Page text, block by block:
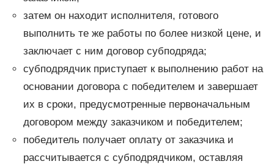
затем он находит исполнителя, готового
выполнить те же работы по более низкой цене, и
заключает с ним договор субподряда;
субподрядчик приступает к выполнению работ на
основании договора с победителем и завершает
их в сроки, предусмотренные первоначальным
договором между заказчиком и победителем;
победитель получает оплату от заказчика и
рассчитывается с субподрядчиком, оставляя